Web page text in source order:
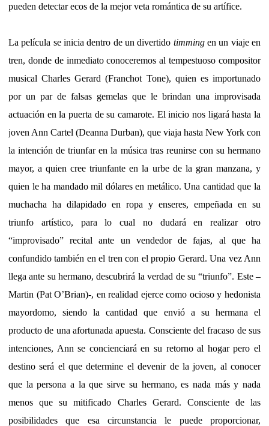
pueden detectar ecos de la mejor veta romántica de su artífice.
La película se inicia dentro de un divertido timmingen un viaje en
tren, donde de inmediato conoceremos al tempestuoso compositor
musical Charles Gerard (Franchot Tone), quien es importunado
por un par de falsas gemelas que le brindan una improvisada
actuación en la puerta de su camarote. El inicio nos ligará hasta la
joven Ann Cartel (Deanna Durban), que viaja hasta New York con
la intención de triunfar en la música tras reunirse con su hermano
mayor, a quien cree triunfante en la urbe de la gran manzana, y
quien le ha mandado mil dólares en metálico. Una cantidad que la
muchacha ha dilapidado en ropa y enseres, empeñada en su
triunfo artístico, para lo cual no dudará en realizar otro
“improvisado” recital ante un vendedor de fajas, al que ha
confundido también en el tren con el propio Gerard. Una vez Ann
llega ante su hermano, descubrirá la verdad de su “triunfo”. Este –
Martin (Pat O’Brian)-, en realidad ejerce como ocioso y hedonista
mayordomo, siendo la cantidad que envió a su hermana el
producto de una afortunada apuesta. Consciente del fracaso de sus
intenciones, Ann se concienciará en su retorno al hogar pero el
destino será el que determine el devenir de la joven, al conocer
que la persona a la que sirve su hermano, es nada más y nada
menos que su mitificado Charles Gerard. Consciente de las
posibilidades que esa circunstancia le puede proporcionar,